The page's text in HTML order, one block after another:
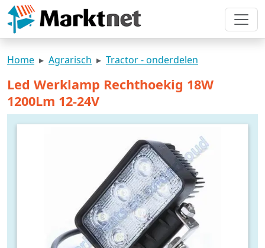
Home Agrarisch Tractor - onderdelen
Led Werklamp Rechthoekig 18W
1200Lm 12-24V